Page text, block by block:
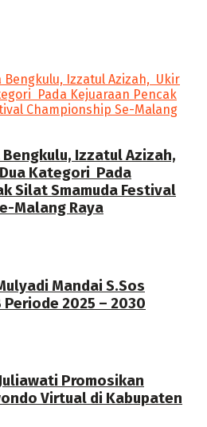
Bengkulu, Izzatul Azizah,
Kategori Pada
Silat Smamuda Festival
Malang Raya
Mandai S.Sos
Periode 2025 – 2030
Promosikan
Virtual di Kabupaten